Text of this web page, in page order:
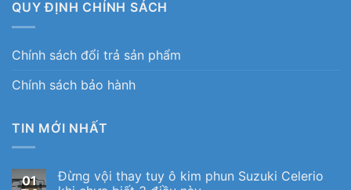
QUY ĐỊNH CHÍNH SÁCH
Chính sách đổi trả sản phẩm
Chính sách bảo hành
TIN MỚI NHẤT
01
Đừng vội thay tuy ô kim phun Suzuki Celerio